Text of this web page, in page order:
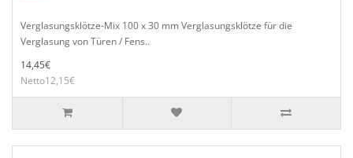
Verglasungsklötze-Mix 100 x 30 mm Verglasungsklötze für die
Verglasung von Türen / Fens..
14,45€
Netto12,15€